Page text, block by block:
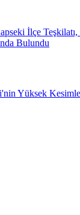
İlçe
Bulundu
Yüksek